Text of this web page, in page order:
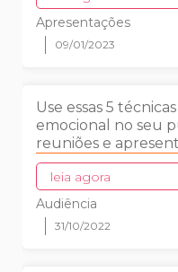
Apresentações
09/01/2023
Use essas 5
emocional no seu
reuniões e
leia agora
Audiência
31/10/2022